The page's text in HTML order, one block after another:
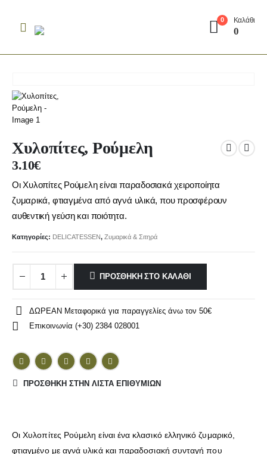
0 Καλάθι
0
Χυλοπίτες, Ρούμελη
3.10€
Οι Χυλοπίτες Ρούμελη είναι παραδοσιακά χειροποίητα
ζυμαρικά, φτιαγμένα από αγνά υλικά, που προσφέρουν
αυθεντική γεύση και ποιότητα.
Κατηγορίες: DELICATESSEN, Ζυμαρικά & Σιτηρά
ΠΡΟΣΘΉΚΗ ΣΤΟ ΚΑΛΆΘΙ
ΔΩΡΕΑΝ Μεταφορικά για παραγγελίες άνω τον 50€
Επικοινωνία (+30) 2384 028001
ΠΡΌΣΘΉΚΗ ΣΤΗΝ ΛΊΣΤΑ ΕΠΙΘΥΜΙΏΝ
Οι Χυλοπίτες Ρούμελη είναι ένα κλασικό ελληνικό ζυμαρικό,
φτιαγμένο με αγνά υλικά και παραδοσιακή συνταγή που